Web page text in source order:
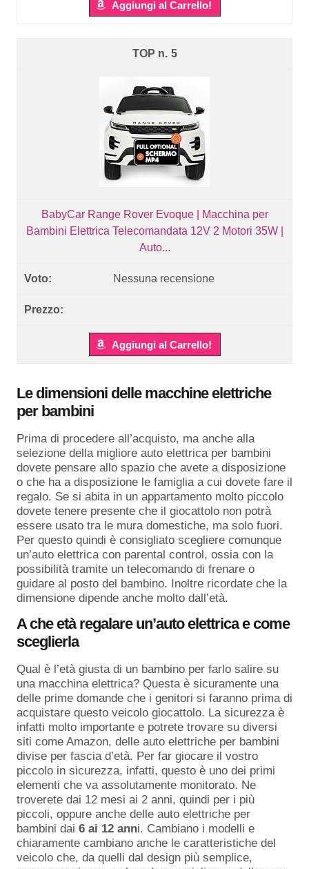
Aggiungi al Carrello!
5
BabyCar Range Rover Evoque | Macchina per
Bambini Elettrica Telecomandata 12V 2 Motori 35W |
Auto...
Nessuna recensione
Aggiungi al Carrello!
Le dimensioni delle macchine elettriche
per bambini
Prima di procedere all’acquisto, ma anche alla
selezione della migliore auto elettrica per bambini
dovete pensare allo spazio che avete a disposizione
o che ha a disposizione le famiglia a cui dovete fare il
regalo. Se si abita in un appartamento molto piccolo
dovete tenere presente che il giocattolo non potrà
essere usato tra le mura domestiche, ma solo fuori.
Per questo quindi è consigliato scegliere comunque
un’auto elettrica con parental control, ossia con la
possibilità tramite un telecomando di frenare o
guidare al posto del bambino. Inoltre ricordate che la
dimensione dipende anche molto dall’età.
A che età regalare un’auto elettrica e come
sceglierla
Qual è l’età giusta di un bambino per farlo salire su
una macchina elettrica? Questa è sicuramente una
delle prime domande che i genitori si faranno prima di
acquistare questo veicolo giocattolo. La sicurezza è
infatti molto importante e potrete trovare su diversi
siti come Amazon, delle auto elettriche per bambini
divise per fascia d’età. Per far giocare il vostro
piccolo in sicurezza, infatti, questo è uno dei primi
elementi che va assolutamente monitorato. Ne
troverete dai 12 mesi ai 2 anni, quindi per i più
piccoli, oppure anche delle auto elettriche per
bambini dai 6 ai 12 anni. Cambiano i modelli e
chiaramente cambiano anche le caratteristiche del
veicolo che, da quelli dal design più semplice,